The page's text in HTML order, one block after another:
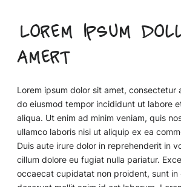
Lorem ipsum
amert
Lorem ipsum dolor sit amet, consectetur
do eiusmod tempor incididunt ut labore
aliqua. Ut enim ad minim veniam, quis
ullamco laboris nisi ut aliquip ex ea
Duis aute irure dolor in reprehenderit in
cillum dolore eu fugiat nulla pariatur.
occaecat cupidatat non proident, sunt in